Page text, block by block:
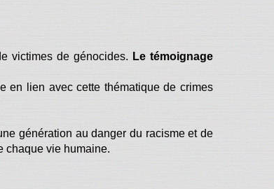
victimes de génocides. Le témoignage
en lien avec cette thématique de crimes
génération au danger du racisme et de
chaque vie humaine.